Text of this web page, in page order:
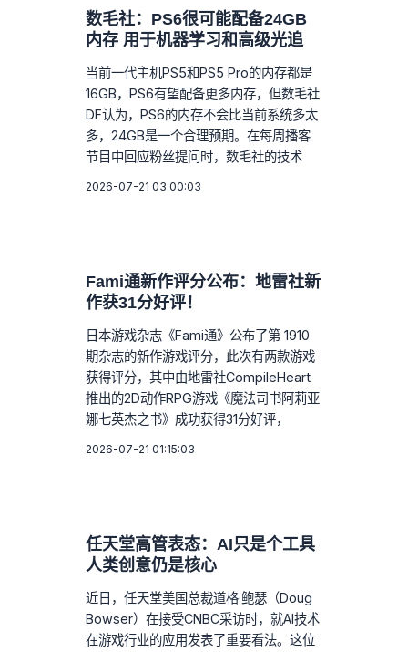
数毛社：PS6很可能配备24GB
内存 用于机器学习和高级光追
当前一代主机PS5和PS5 Pro的内存都是
16GB，PS6有望配备更多内存，但数毛社
DF认为，PS6的内存不会比当前系统多太
多，24GB是一个合理预期。在每周播客
节目中回应粉丝提问时，数毛社的技术
2026-07-21 03:00:03
Fami通新作评分公布：地雷社新
作获31分好评！
日本游戏杂志《Fami通》公布了第 1910
期杂志的新作游戏评分，此次有两款游戏
获得评分，其中由地雷社CompileHeart
推出的2D动作RPG游戏《魔法司书阿莉亚
娜七英杰之书》成功获得31分好评，
2026-07-21 01:15:03
任天堂高管表态：AI只是个工具
人类创意仍是核心
近日，任天堂美国总裁道格·鲍瑟（Doug
Bowser）在接受CNBC采访时，就AI技术
在游戏行业的应用发表了重要看法。这位